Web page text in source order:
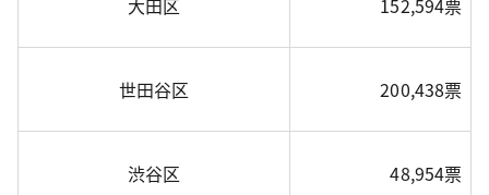
大田区 152,594票
世田谷区 200,438票
渋谷区 48,954票